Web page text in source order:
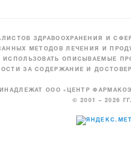
ЗДРАВООХРАНЕНИЯ И
МЕТОДОВ ЛЕЧЕНИЯ И
ОПИСЫВАЕМЫЕ
ЗА СОДЕРЖАНИЕ И
ООО «ЦЕНТР
© 2001 – 2026 ГГ.